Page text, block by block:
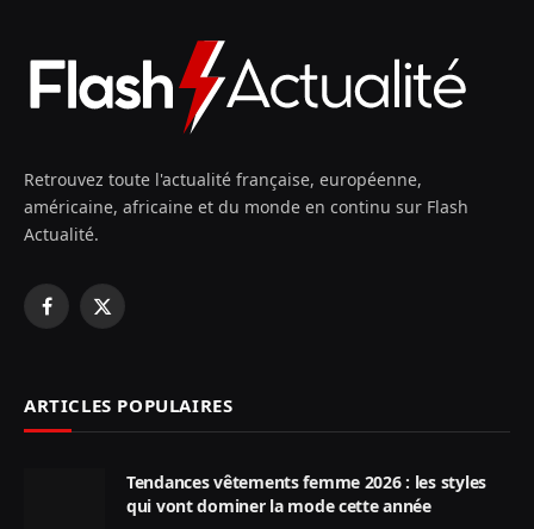
Retrouvez toute l'actualité française, européenne,
américaine, africaine et du monde en continu sur Flash
Actualité.
Facebook
X
ARTICLES POPULAIRES
Tendances vêtements femme 2026 : les styles
qui vont dominer la mode cette année